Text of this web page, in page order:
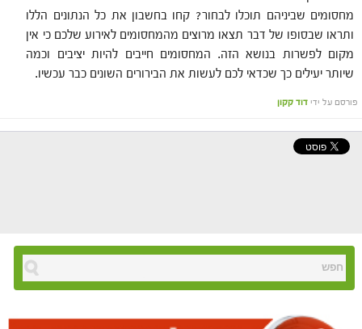
מחסומים שביניהם תוכלו לבחור? קחו בחשבון את כל הנתונים הללו
ותראו שבסופו של דבר תצאו מרוצים מהמחסומים לאירוע שלכם כי אין
מקום לפשרות בנושא הזה. המחסומים חייבים להיות יציבים וכמה
שיותר יעילים כך שכדאי לכם לעשות את הבירורים השונים כבר עכשיו.
פורסם על ידי דוד קקון